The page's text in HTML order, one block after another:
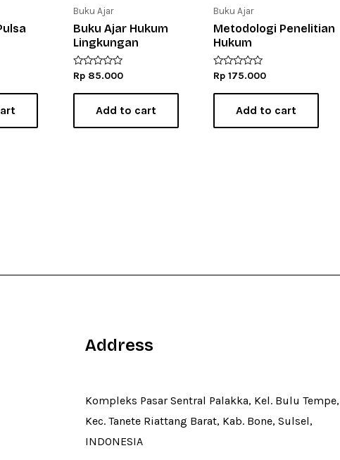
Buku Ajar
Buku Ajar Hukum
Lingkungan
Rated
out
Rp85.000
Add to cart
Buku Ajar
Metodologi Penelitian
Hukum
Rated
out
Rp 175.000
Add to cart
Address
Kompleks Pasar Sentral Palakka, Kel. Bulu Tempe,
Kec. Tanete Riattang Barat, Kab. Bone, Sulsel,
INDONESIA